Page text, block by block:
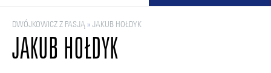
JAKUB HOŁDYK
DWÓJKOWICZ Z PASJĄ»JAKUB HOŁDYK